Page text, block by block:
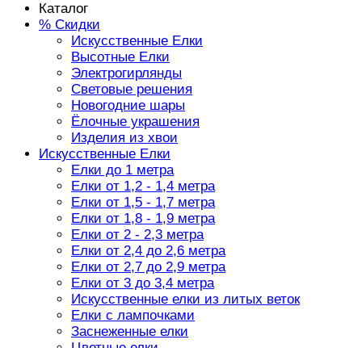
Каталог
% Скидки
Искусственные Елки
Высотные Елки
Электрогирлянды
Световые решения
Новогодние шары
Ёлочные украшения
Изделия из хвои
Искусственные Елки
Елки до 1 метра
Елки от 1,2 - 1,4 метра
Елки от 1,5 - 1,7 метра
Елки от 1,8 - 1,9 метра
Елки от 2 - 2,3 метра
Елки от 2,4 до 2,6 метра
Елки от 2,7 до 2,9 метра
Елки от 3 до 3,4 метра
Искусственные елки из литых веток
Елки с лампочками
Заснеженные елки